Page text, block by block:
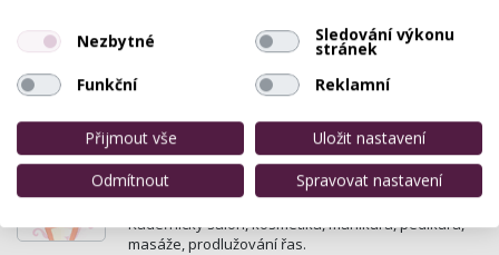
U Rajské zahrady 1055/20 , Praha
vaší tváře i těla - kadeřnictví, nehtová modeláž,
Miran Beauty Salon
Opletalova 5, Praha
Kadeřnický salon, kosmetika, manikúra, pedikúra,
masáže, prodlužování řas.
Nezbytné Sledování výkonu
stránek
Funkční
Reklamní
Přijmout vše
Uložit nastavení
Odmítnout
Spravovat nastavení